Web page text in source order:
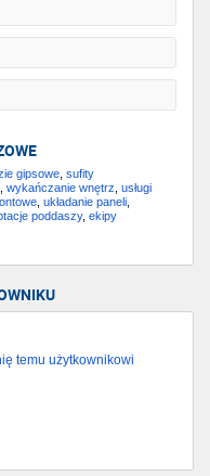
gipsowe sufity
wykańczanie wnętrz usługi
układanie paneli
poddaszy, ekipy
temu użytkownikowi